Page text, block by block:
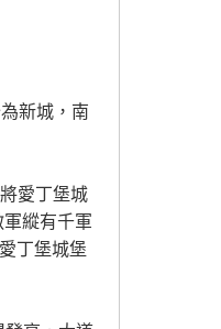
新城，南
愛丁堡城
縱有千軍
丁堡城堡